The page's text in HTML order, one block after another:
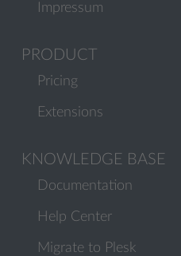
Impressum
PRODUCT
Pricing
Extensions
KNOWLEDGE BASE
Documentation
Help Center
Migrate to Plesk